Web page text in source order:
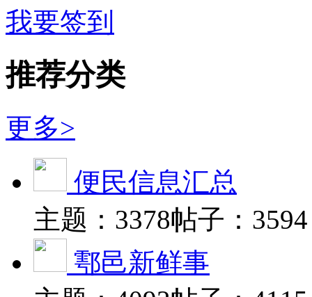
我要签到
推荐分类
更多>
便民信息汇总
主题：3378帖子：3594
鄠邑新鲜事